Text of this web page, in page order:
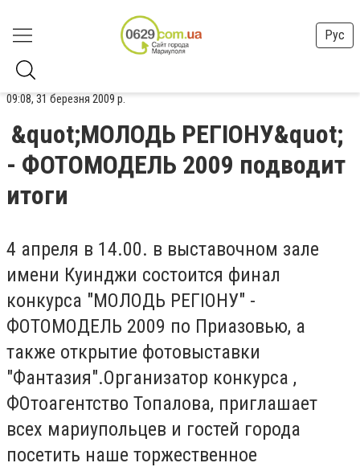
Рус
09:08, 31 березня 2009 р.
&quot;МОЛОДЬ РЕГIОНУ&quot;
- ФОТОМОДЕЛЬ 2009 подводит
итоги
4 апреля в 14.00. в выставочном зале
имени Куинджи состоится финал
конкурса "МОЛОДЬ РЕГIОНУ" -
ФОТОМОДЕЛЬ 2009 по Приазовью, а
также открытие фотовыставки
"Фантазия".Организатор конкурса ,
ФОтоагентство Топалова, приглашает
всех мариупольцев и гостей города
посетить наше торжественное